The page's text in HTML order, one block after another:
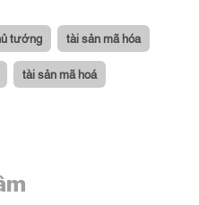
tướng tài sản mã hóa
tài sản mã hoá